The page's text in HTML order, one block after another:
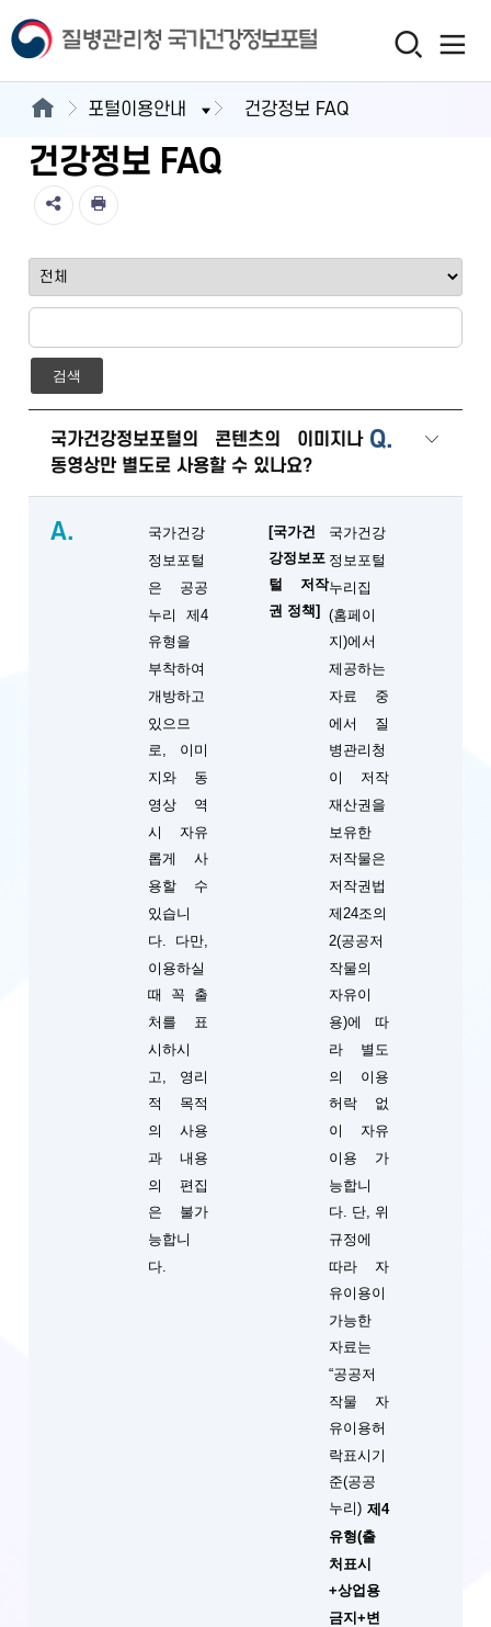
포털이용안내 건강정보 FAQ
건강정보 FAQ
검색
Q.
국가건강정보포털의 콘텐츠의 이미지나
동영상만 별도로 사용할 수 있나요?
A.
국가건강
정보포털
은 공공
누리 제4
유형을
부착하여
개방하고
있으므
로, 이미
지와 동
영상 역
시 자유
롭게 사
용할 수
있습니
다. 다만,
이용하실
때 꼭 출
처를 표
시하시
고, 영리
적 목적
의 사용
과 내용
의 편집
은 불가
능합니
다.
[국가건
강정보포
털 저작
권 정책]
국가건강
정보포털
누리집
(홈페이
지)에서
제공하는
자료 중
에서 질
병관리청
이 저작
재산권을
보유한
저작물은
저작권법
제24조의
2(공공저
작물의
자유이
용)에 따
라 별도
의 이용
허락 없
이 자유
이용 가
능합니
다. 단, 위
규정에
따라 자
유이용이
가능한
자료는
“공공저
작물 자
유이용허
락표시기
준(공공
누리) 제4
유형(출
처표시
+상업용
금지+변